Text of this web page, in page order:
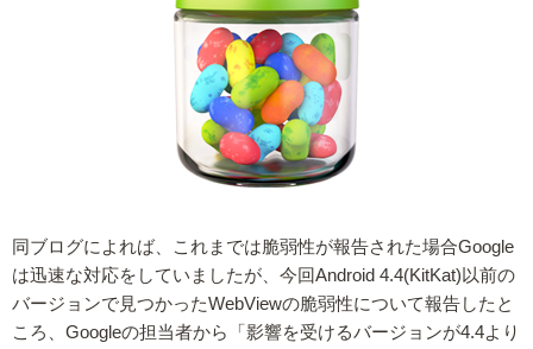
同ブログによれば、これまでは脆弱性が報告された場合Google
は迅速な対応をしていましたが、今回Android 4.4(KitKat)以前の
バージョンで見つかったWebViewの脆弱性について報告したと
ころ、Googleの担当者から「影響を受けるバージョンが4.4より